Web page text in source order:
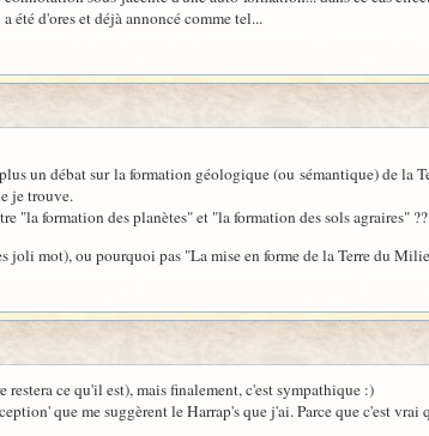
été d'ores et déjà annoncé comme tel...
un débat sur la formation géologique (ou sémantique) de
je trouve.
"la formation des planètes" et "la formation des sols agraires"
joli mot), ou pourquoi pas "La mise en forme de la Terre du
ce qu'il est), mais finalement, c'est sympathique :)
que me suggèrent le Harrap's que j'ai. Parce que c'est vrai